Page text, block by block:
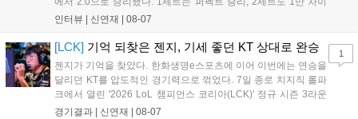
를 벌리며 25분 만에 승리하면서 말 그대로 압도적인 경기력을 선
하며 POM에 선정됐...
인터뷰 | 신연재 08-07
[LCK] 기억 되찾은 젠지, 기세 좋던 KT 상대로 완승
젠지가 기억을 찾았다. 한화생명e스포츠에 이어 이번에는 연승을
달리던 KT를 압도적인 경기력으로 꺾었다. 7일 종로 치지직 롤파
크에서 열린 '2026 LoL 챔피언스 코리아(LCK)' 정규 시즌 3라운
드 레전드 그룹, kt 롤스터와 젠지 e스포츠의 대결에서 젠지가 압
경기결과 | 신연재 08-07
1